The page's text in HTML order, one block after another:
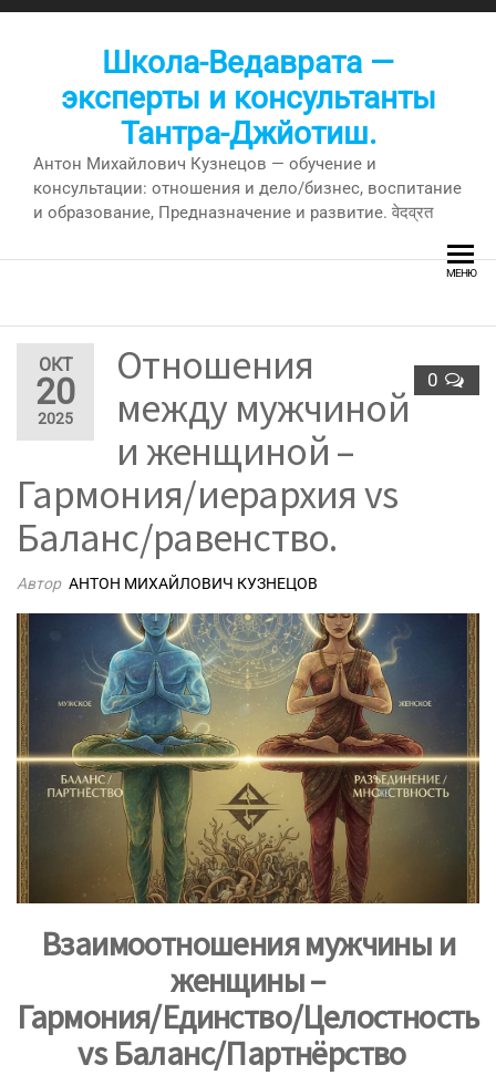
Перейти
Школа-Ведаврата —
эксперты и консультанты
Тантра-Джйотиш.
Антон Михайлович Кузнецов — обучение и
консультации: отношения и дело/бизнес, воспитание
и образование, Предназначение и развитие. वेदव्रत
МЕНЮ
ОКТ
20
2025
0
Отношения
между мужчиной
и женщиной –
Гармония/иерархия vs
Баланс/равенство.
Автор АНТОН МИХАЙЛОВИЧ КУЗНЕЦОВ
Взаимоотношения мужчины и
женщины –
Гармония/Единство/Целостность
vsБаланс/Партнёрство